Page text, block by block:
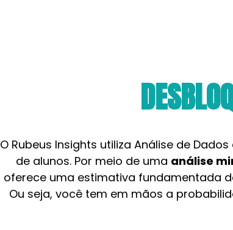
O Rubeus Insights utiliza Análise de
de alunos. Por meio de uma análise
oferece uma estimativa fundamentada
Ou seja, você tem em mãos a